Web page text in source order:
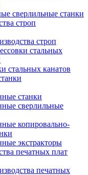
сверлильные станки
строп
строп
стальных
стальных канатов
станки
сверлильные
копировально-
экстракторы
печатных плат
печатных